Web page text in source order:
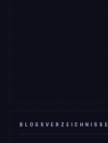
BLOGSVERZEICHNISSE